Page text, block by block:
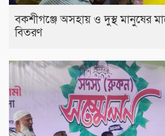
বকশীগঞ্জে অসহায় ও দুস্থ মানুষের
বিতরণ